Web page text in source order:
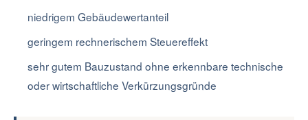
niedrigem Gebäudewertanteil
geringem rechnerischem Steuereffekt
sehr gutem Bauzustand ohne erkennbare technische
oder wirtschaftliche Verkürzungsgründe